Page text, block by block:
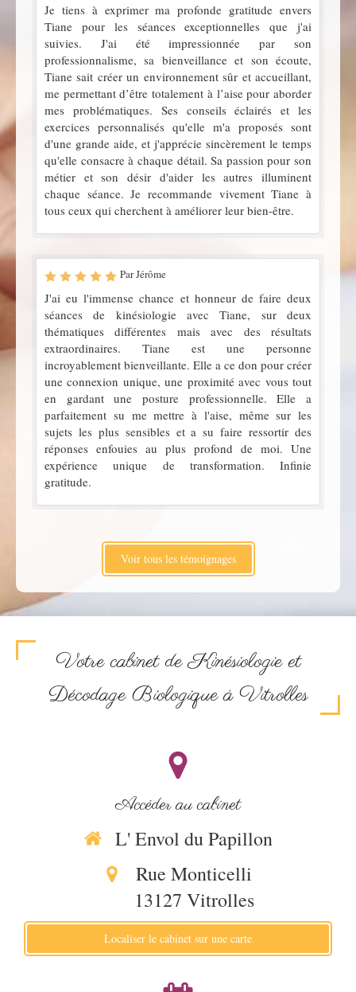
Je tiens à exprimer ma profonde gratitude envers
Tiane pour les séances exceptionnelles que j'ai
suivies. J'ai été impressionnée par son
professionnalisme, sa bienveillance et son écoute,
Tiane sait créer un environnement sûr et accueillant,
me permettant d’être totalement à l’aise pour aborder
mes problématiques. Ses conseils éclairés et les
exercices personnalisés qu'elle m'a proposés sont
d'une grande aide, et j'apprécie sincèrement le temps
qu'elle consacre à chaque détail. Sa passion pour son
métier et son désir d'aider les autres illuminent
chaque séance. Je recommande vivement Tiane à
tous ceux qui cherchent à améliorer leur bien-être.
Par Jérôme
J'ai eu l'immense chance et honneur de faire deux
séances de kinésiologie avec Tiane, sur deux
thématiques différentes mais avec des résultats
extraordinaires. Tiane est une personne
incroyablement bienveillante. Elle a ce don pour créer
une connexion unique, une proximité avec vous tout
en gardant une posture professionnelle. Elle a
parfaitement su me mettre à l'aise, même sur les
sujets les plus sensibles et a su faire ressortir des
réponses enfouies au plus profond de moi. Une
expérience unique de transformation. Infinie
gratitude.
Voir tous les témoignages
Votre cabinet de Kinésiologie et
Décodage Biologique à Vitrolles
Accéder au cabinet
L' Envol du Papillon
Rue Monticelli
13127 Vitrolles
Localiser le cabinet sur une carte